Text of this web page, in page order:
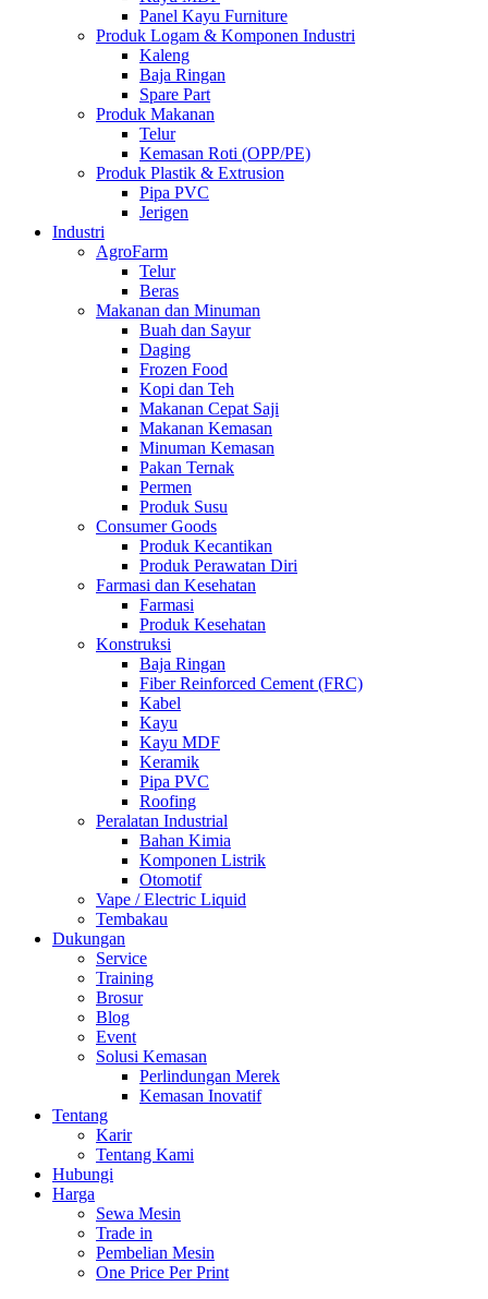
Panel Kayu Furniture
Produk Logam & Komponen Industri
Kaleng
Baja Ringan
Spare Part
Produk Makanan
Telur
Kemasan Roti (OPP/PE)
Produk Plastik & Extrusion
Pipa PVC
Jerigen
Industri
AgroFarm
Telur
Beras
Makanan dan Minuman
Buah dan Sayur
Daging
Frozen Food
Kopi dan Teh
Makanan Cepat Saji
Makanan Kemasan
Minuman Kemasan
Pakan Ternak
Permen
Produk Susu
Consumer Goods
Produk Kecantikan
Produk Perawatan Diri
Farmasi dan Kesehatan
Farmasi
Produk Kesehatan
Konstruksi
Baja Ringan
Fiber Reinforced Cement (FRC)
Kabel
Kayu
Kayu MDF
Keramik
Pipa PVC
Roofing
Peralatan Industrial
Bahan Kimia
Komponen Listrik
Otomotif
Vape / Electric Liquid
Tembakau
Dukungan
Service
Training
Brosur
Blog
Event
Solusi Kemasan
Perlindungan Merek
Kemasan Inovatif
Tentang
Karir
Tentang Kami
Hubungi
Harga
Sewa Mesin
Trade in
Pembelian Mesin
One Price Per Print